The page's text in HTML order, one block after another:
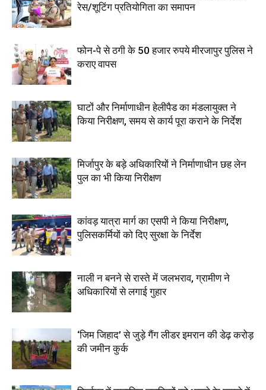
रेस/शूटिंग प्रतियोगिता का समापन
फोन-पे से ठगी के 50 हजार रुपये मीरजापुर पुलिस ने
कराए वापस
घाटों और निर्माणाधीन हेलीपैड का मंडलायुक्त ने
किया निरीक्षण, समय से कार्य पूरा कराने के निर्देश
मिर्जापुर के बड़े अधिकारियों ने निर्माणाधीन छह लेन
पुल का भी किया निरीक्षण
कांवड़ यात्रा मार्ग का एसपी ने किया निरीक्षण,
पुलिसकर्मियों को दिए सुरक्षा के निर्देश
नाली न बनने से रास्ते में जलभराव, ग्रामीण ने
अधिकारियों से लगाई गुहार
‘जिम जिहाद’ से जुड़े गैंग लीडर इमरान की डेढ़ करोड़
की जमीन कुर्क